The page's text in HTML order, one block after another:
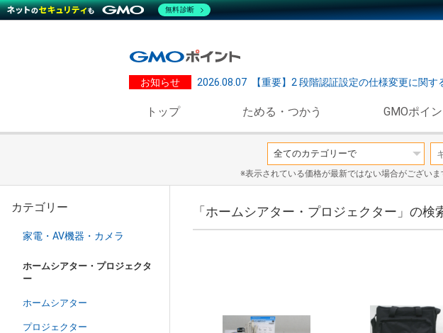
お知らせ 2026.08.07 【重要】2 段階認証設定の仕様変更に関す
トップ ためる・つかう GMOポイ
※表示されている価格が最新ではない場合がござい
カテゴリー
家電・AV機器・カメラ
ホームシアター・プロジェクタ
ー
ホームシアター
プロジェクター
「ホームシアター・プロジェクター」の検
無料診断